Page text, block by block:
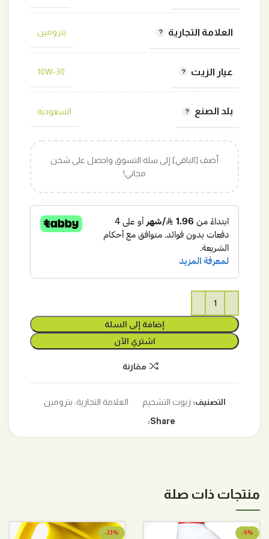
العلامة التجارية بترومين
عيار الزيت 10W-30
بلد الصنع السعودية
أضف [الباقي] إلى سلة التسوق واحصل على شحن
مجاني!
إضافة إلى السلة
اشتري الآن
مقارنة
التصنيف: زيوت التشحيم العلامة التجارية: بترومين
Share:
منتجات ذات صلة
-9%
-33%